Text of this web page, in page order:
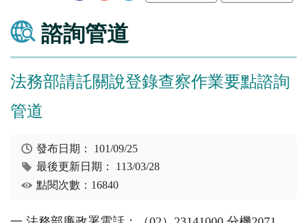
諮詢管道
法務部請託關說登錄查察作業要點諮詢
管道
發布日期： 101/09/25
最後更新日期： 113/03/28
點閱次數：16840